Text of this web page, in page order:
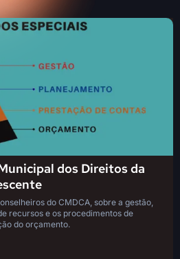
dos Direitos da
do CMDCA, sobre a gestão,
recursos e os procedimentos de
do orçamento.